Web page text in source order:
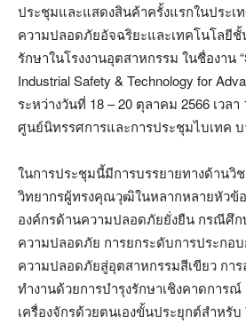
ประชุมและแสดงสินค้าครั้งแรกในประเ
ความปลอดภัยอัจฉริยะและเทคโนโลยีชั้
รักษาในโรงงานอุตสาหกรรม ในชื่องาน
Industrial Safety & Technology for
ระหว่างวันที่ 18 – 20 ตุลาคม 2566 เวล
ศูนย์นิทรรศการและการประชุมไบเทค
ในการประชุมนี้มีการบรรยายทางด้านวิ
วิทยากรผู้ทรงคุณวุฒิในหลากหลายหัวข้
องค์กรด้านความปลอดภัยยั่งยืน กรณีศึก
ความปลอดภัย การยกระดับการประกอ
ความปลอดภัยสู่อุตสาหกรรมสีเขียว การ
ทำงานด้วยการบำรุงรักษาเชิงคาดการณ์
เครื่องจักรด้วยตนเองขั้นประยุกต์สำหรั